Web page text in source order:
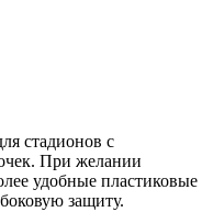
стадионов с
При желании
удобные пластиковые
защиту.